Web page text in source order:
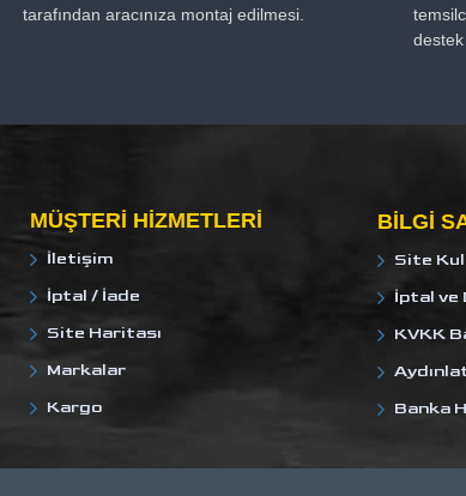
tarafından aracınıza montaj edilmesi.
MÜŞTERI HIZMETLERI
İletişim
İptal / İade
Site Haritası
Markalar
Kargo
BILGI
Site
İptal ve
KVKK
Banka